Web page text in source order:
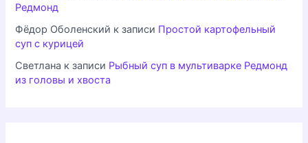
Редмонд
Фёдор Оболенский к записи Простой картофельный
суп с курицей
Светлана к записи Рыбный суп в мультиварке Редмонд
из головы и хвоста